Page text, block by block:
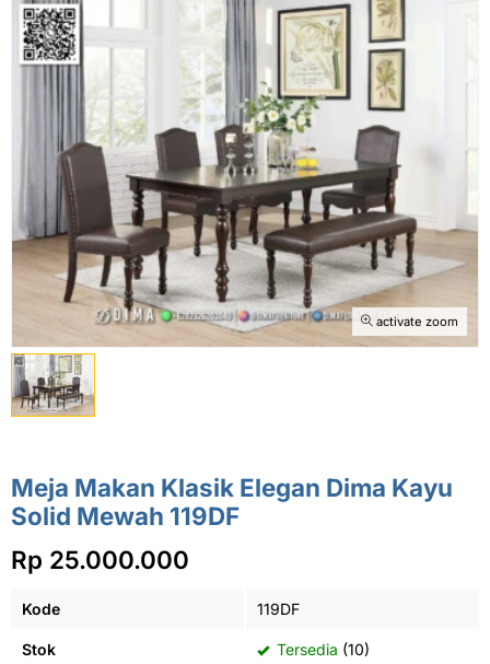
activate zoom
Meja Makan Klasik Elegan Dima Kayu
Solid Mewah 119DF
Rp 25.000.000
Kode 119DF
Stok Tersedia (10)